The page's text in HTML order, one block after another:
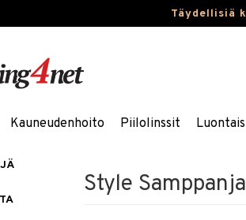
Täydellisiä
Kauneudenhoito Piilolinssit
Style